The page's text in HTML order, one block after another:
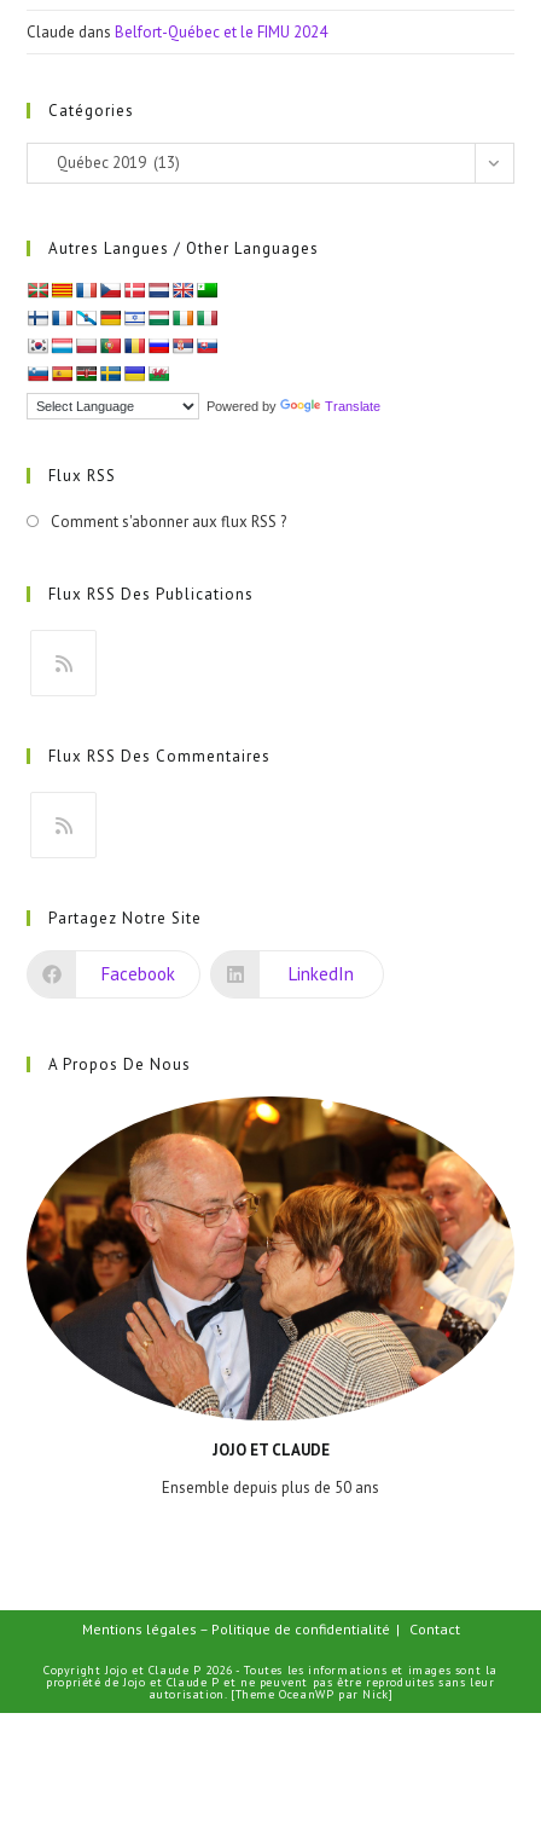
Claude dansBelfort-Québec et le FIMU 2024
Catégories
Catégories
Québec 2019 (13)
Autres Langues / Other Languages
Powered by Translate
Flux RSS
Comment s'abonner aux flux RSS ?
Flux RSS Des Publications
un
onglet
Flux RSS Des Commentaires
un
nouvel
Partagez Notre Site
Facebook LinkedIn
A Propos De Nous
JOJO ET CLAUDE
Ensemble depuis plus de 50 ans
Mentions légales – Politique de confidentialité Contact
Copyright Jojo et Claude P 2026 - Toutes les informations et images sont la
propriété de Jojo et Claude P et ne peuvent pas être reproduites sans leur
autorisation. [Theme OceanWP par Nick]